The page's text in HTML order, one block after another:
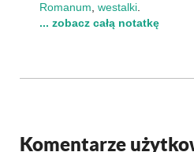
Romanum westalki
... zobacz całą notatkę
Komentarze